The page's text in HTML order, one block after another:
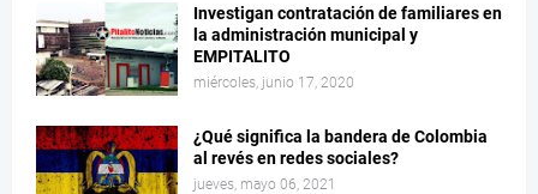
Investigan contratación de familiares en
la administración municipal y
EMPITALITO
miércoles, junio 17, 2020
¿Qué significa la bandera de Colombia
al revés en redes sociales?
jueves, mayo 06, 2021